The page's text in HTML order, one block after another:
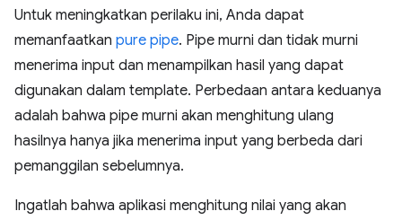
Untuk meningkatkan perilaku ini, Anda dapat
memanfaatkan pure pipe. Pipe murni dan tidak murni
menerima input dan menampilkan hasil yang dapat
digunakan dalam template. Perbedaan antara keduanya
adalah bahwa pipe murni akan menghitung ulang
hasilnya hanya jika menerima input yang berbeda dari
pemanggilan sebelumnya.
Ingatlah bahwa aplikasi menghitung nilai yang akan